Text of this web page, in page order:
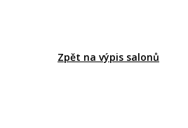
Zpět na výpis salonů